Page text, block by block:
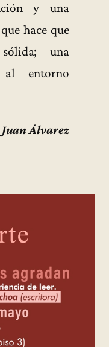
y una
hace que
una
al entorno
Juan Álvarez